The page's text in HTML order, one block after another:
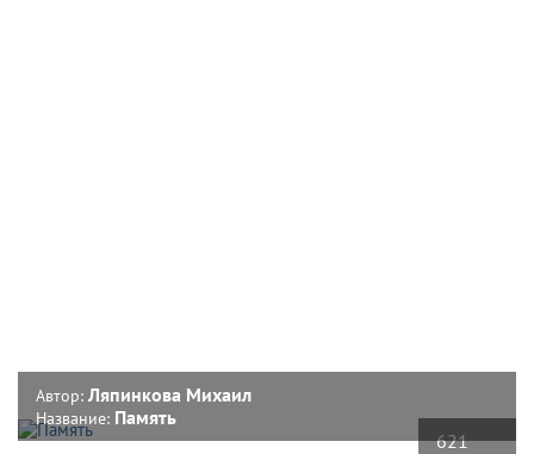
621
Автор: Ляпинкова Михаил
Название: Память